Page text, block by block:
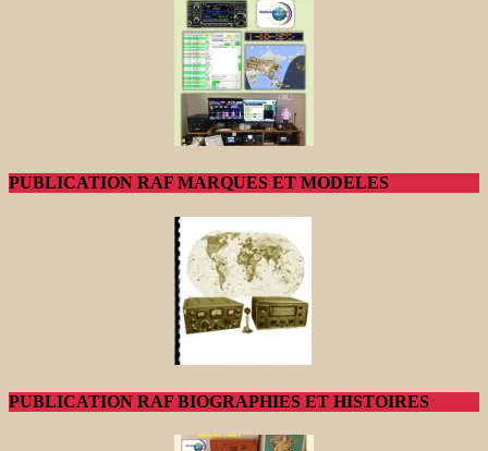
PUBLICATION RAF MARQUES ET MODELES
PUBLICATION RAF BIOGRAPHIES ET HISTOIRES